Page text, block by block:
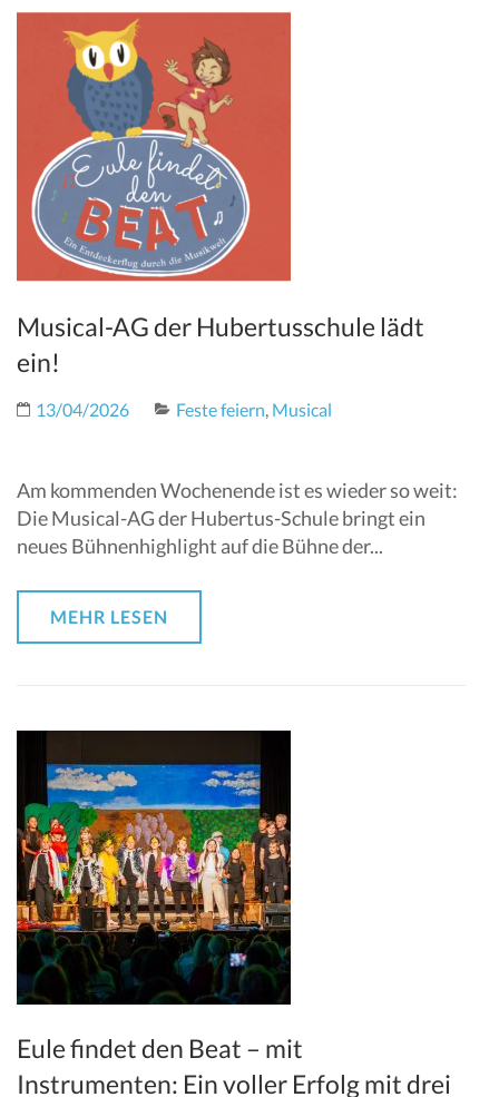
Musical-AG der Hubertusschule lädt
ein!
13/04/2026 Feste feiern, Musical
Am kommenden Wochenende ist es wieder so weit:
Die Musical-AG der Hubertus-Schule bringt ein
neues Bühnenhighlight auf die Bühne der...
MEHR LESEN
Eule findet den Beat – mit
Instrumenten: Ein voller Erfolg mit drei